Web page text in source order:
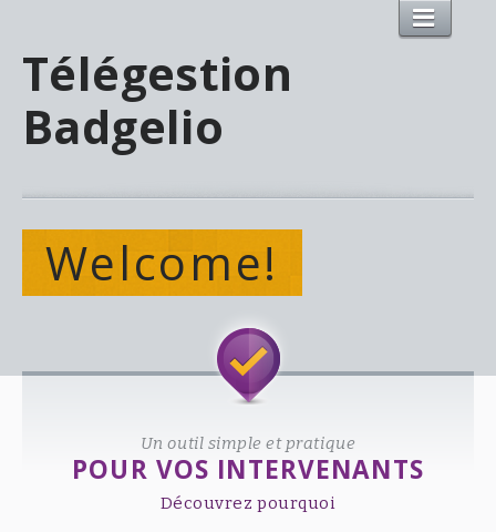
Télégestion
Badgelio
Welcome!
Un outil simple et pratique
POUR VOS INTERVENANTS
Découvrez pourquoi